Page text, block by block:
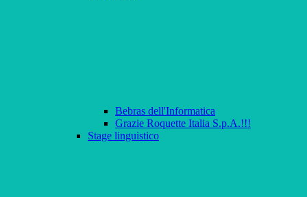
Bebras dell'Informatica
Grazie Roquette Italia S.p.A.!!!
Stage linguistico